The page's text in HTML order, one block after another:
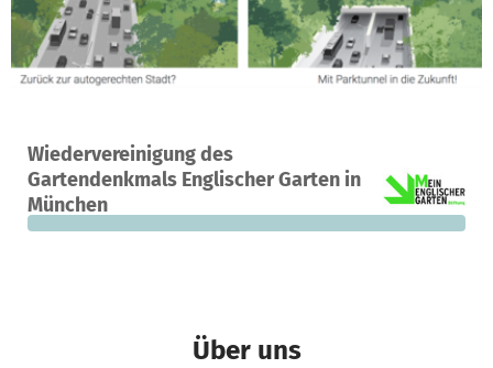
Wiedervereinigung des
Gartendenkmals Englischer Garten in
München
Ein Projekt in München, Deutschland
0
Spenden
0 %
finanziert
8.000 €
fehlen noch
Über uns